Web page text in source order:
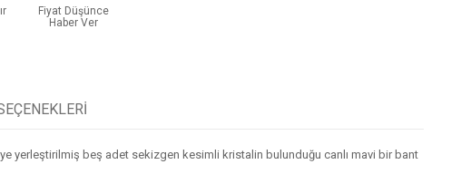
Fiyat Düşünce
Haber Ver
yerleştirilmiş beş adet sekizgen kesimli kristalin bulunduğu canlı mavi bir bant